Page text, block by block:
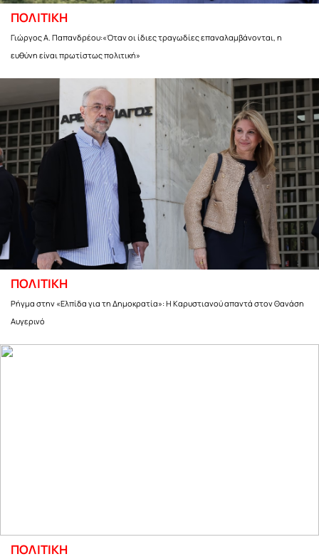
ΠΟΛΙΤΙΚΗ
Γιώργος Α. Παπανδρέου:«Όταν οι ίδιες τραγωδίες επαναλαμβάνονται, η
ευθύνη είναι πρωτίστως πολιτική»
ΠΟΛΙΤΙΚΗ
Ρήγμα στην «Ελπίδα για τη Δημοκρατία»: Η Καρυστιανού απαντά στον Θανάση
Αυγερινό
ΠΟΛΙΤΙΚΗ